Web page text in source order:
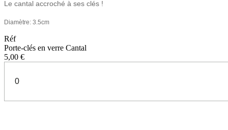
Le cantal accroché à ses clés !
Diamètre: 3.5cm
Réf
Porte-clés en verre Cantal
5,00 €